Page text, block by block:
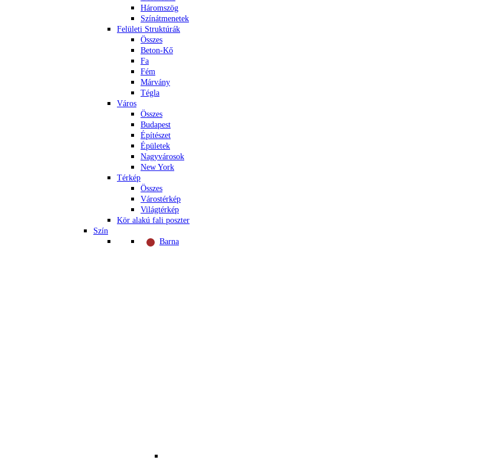
Háromszög
Színátmenetek
Felületi Struktúrák
Összes
Beton-Kő
Fa
Fém
Márvány
Tégla
Város
Összes
Budapest
Építészet
Épületek
Nagyvárosok
New York
Térkép
Összes
Várostérkép
Világtérkép
Kör alakú fali poszter
Szín
Barna